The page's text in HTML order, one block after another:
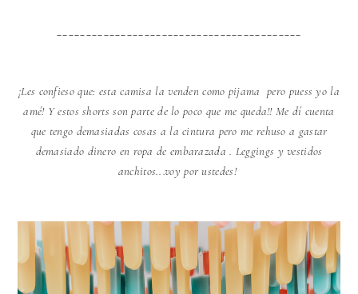
¡Les confieso que: esta camisa la venden como pijama pero puess yo la
amé! Y estos shorts son parte de lo poco que me queda!! Me dí cuenta
que tengo demasiadas cosas a la cintura pero me rehuso a gastar
demasiado dinero en ropa de embarazada . Leggings y vestidos
anchitos...voy por ustedes!